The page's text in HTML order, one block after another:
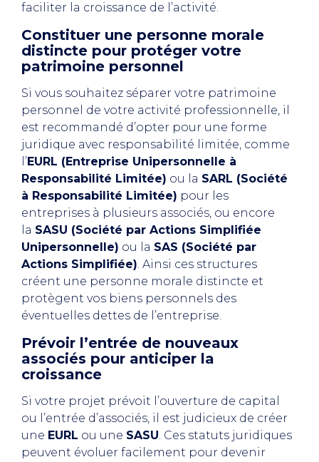
faciliter la croissance de l’activité.
Constituer une personne morale
distincte pour protéger votre
patrimoine personnel
Si vous souhaitez séparer votre patrimoine
personnel de votre activité professionnelle, il
est recommandé d’opter pour une forme
juridique avec responsabilité limitée, comme
l’EURL (Entreprise Unipersonnelle à
Responsabilité Limitée) ou la SARL (Société
à Responsabilité Limitée) pour les
entreprises à plusieurs associés, ou encore
la SASU (Société par Actions Simplifiée
Unipersonnelle) ou la SAS (Société par
Actions Simplifiée). Ainsi ces structures
créent une personne morale distincte et
protègent vos biens personnels des
éventuelles dettes de l’entreprise.
Prévoir l’entrée de nouveaux
associés pour anticiper la
croissance
Si votre projet prévoit l’ouverture de capital
ou l’entrée d’associés, il est judicieux de créer
une EURL ou une SASU. Ces statuts juridiques
peuvent évoluer facilement pour devenir